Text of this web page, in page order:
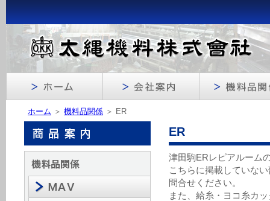
ホーム ＞ 機料品関係 ＞ ER
ER
津田駒ERレピアルーム
こちらに掲載していな
問合せください。
また、給糸・ヨコ糸カ